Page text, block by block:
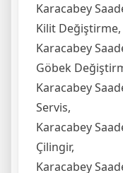
Karacabey
Kilit Değiştirme,
Karacabey
Göbek
Karacabey
Servis,
Karacabey
Çilingir,
Karacabey